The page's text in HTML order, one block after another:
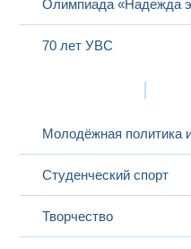
Олимпиада «Надежда
70 лет УВС
Молодёжная политика
Студенческий спорт
Творчество